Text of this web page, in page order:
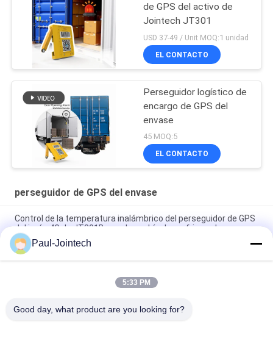
de GPS del activo de
Jointech JT301
USD 37-49 / Unit MOQ:1 unidad
EL CONTACTO
Perseguidor logístico de
encargo de GPS del
envase
45 MOQ:5
EL CONTACTO
perseguidor de GPS del envase
Control de la temperatura inalámbrico del perseguidor de GPS
del imán 4G de JT301B para los vehículos refrigerados
Perseguidor de GPS del envase de la supervisión de la puerta
dentro del envase 3 meses de batería
Prenda impermeable anti de aluminio del perseguidor IP67 de
Paul-Jointech
5:33 PM
Good day, what product are you looking for?